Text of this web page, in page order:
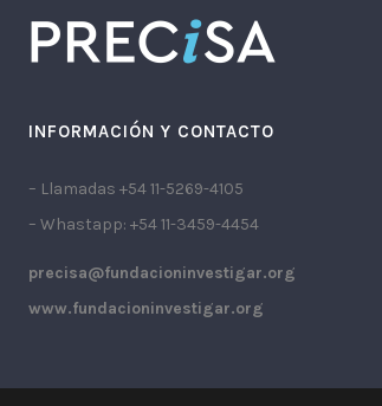
INFORMACIÓN Y CONTACTO
– Llamadas +54 11-5269-4105
– Whastapp: +54 11-3459-4454
precisa@fundacioninvestigar.org
www.fundacioninvestigar.org